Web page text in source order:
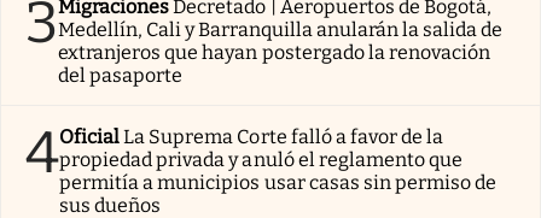
3MigracionesDecretado | Aeropuertos de Bogotá,
Medellín, Cali y Barranquilla anularán la salida de
extranjeros que hayan postergado la renovación
del pasaporte
4OficialLa Suprema Corte falló a favor de la
propiedad privada y anuló el reglamento que
permitía a municipios usar casas sin permiso de
sus dueños